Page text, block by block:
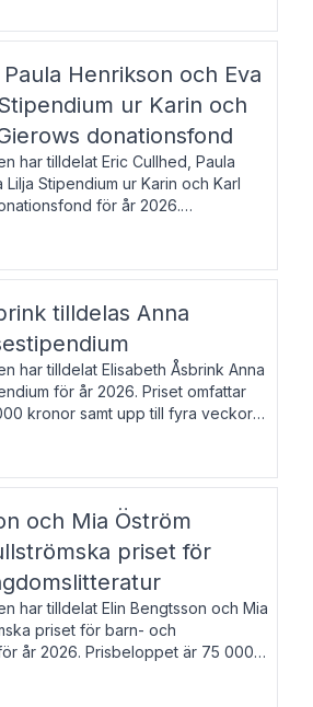
scenartist. Josef
Henrikson och Eva
ur Karin och
donationsfond
har tilldelat Eric Cullhed, Paula
Stipendium ur Karin och Karl
för år 2026.
på 70 000 kronor vardera. Eric
är professor i grekis
tilldelas Anna
har tilldelat Elisabeth Åsbrink Anna
för år 2026. Priset omfattar
kronor samt upp till fyra veckors
lägenhet i Berlin. Elisabeth
och Mia Öström
priset för
har tilldelat Elin Bengtsson och Mia
priset för barn- och
år 2026. Prisbeloppet är 75 000
Bengtsson, född 1987, är författare